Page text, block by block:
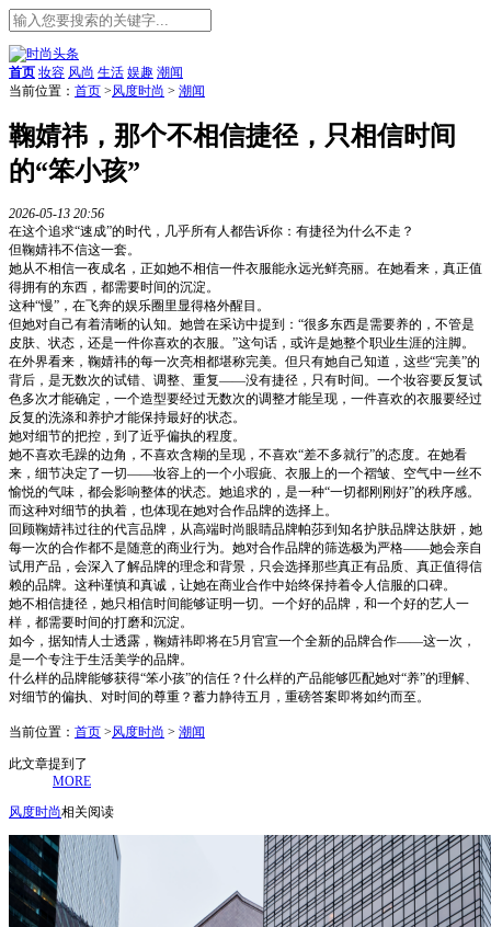
首页 妆容 风尚 生活 娱趣 潮闻
当前位置： 首页 >风度时尚 > 潮闻
鞠婧祎，那个不相信捷径，只相信时间
的“笨小孩”
2026-05-13 20:56
在这个追求“速成”的时代，几乎所有人都告诉你：有捷径为什么不走？
但鞠婧祎不信这一套。
她从不相信一夜成名，正如她不相信一件衣服能永远光鲜亮丽。在她看来，真正值
得拥有的东西，都需要时间的沉淀。
这种“慢”，在飞奔的娱乐圈里显得格外醒目。
但她对自己有着清晰的认知。她曾在采访中提到：“很多东西是需要养的，不管是
皮肤、状态，还是一件你喜欢的衣服。”这句话，或许是她整个职业生涯的注脚。
在外界看来，鞠婧祎的每一次亮相都堪称完美。但只有她自己知道，这些“完美”的
背后，是无数次的试错、调整、重复——没有捷径，只有时间。一个妆容要反复试
色多次才能确定，一个造型要经过无数次的调整才能呈现，一件喜欢的衣服要经过
反复的洗涤和养护才能保持最好的状态。
她对细节的把控，到了近乎偏执的程度。
她不喜欢毛躁的边角，不喜欢含糊的呈现，不喜欢“差不多就行”的态度。在她看
来，细节决定了一切——妆容上的一个小瑕疵、衣服上的一个褶皱、空气中一丝不
愉悦的气味，都会影响整体的状态。她追求的，是一种“一切都刚刚好”的秩序感。
而这种对细节的执着，也体现在她对合作品牌的选择上。
回顾鞠婧祎过往的代言品牌，从高端时尚眼睛品牌帕莎到知名护肤品牌达肤妍，她
每一次的合作都不是随意的商业行为。她对合作品牌的筛选极为严格——她会亲自
试用产品，会深入了解品牌的理念和背景，只会选择那些真正有品质、真正值得信
赖的品牌。这种谨慎和真诚，让她在商业合作中始终保持着令人信服的口碑。
她不相信捷径，她只相信时间能够证明一切。一个好的品牌，和一个好的艺人一
样，都需要时间的打磨和沉淀。
如今，据知情人士透露，鞠婧祎即将在5月官宣一个全新的品牌合作——这一次，
是一个专注于生活美学的品牌。
什么样的品牌能够获得“笨小孩”的信任？什么样的产品能够匹配她对“养”的理解、
对细节的偏执、对时间的尊重？蓄力静待五月，重磅答案即将如约而至。
当前位置： 首页 >风度时尚 > 潮闻
此文章提到了
MORE
风度时尚相关阅读